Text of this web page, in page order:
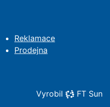
Reklamace
Prodejna
Vyrobil FT Sun